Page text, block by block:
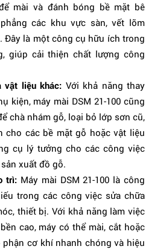
mài và đánh bóng bề mặt bê
các khu vực sàn, vết lõm
Đây là một công cụ hữu ích trong
giúp cải thiện chất lượng công
vật liệu khác: Với khả năng thay
kiện, máy mài DSM 21-100 cũng
chà nhám gỗ, loại bỏ lớp sơn cũ,
cho các bề mặt gỗ hoặc vật liệu
cụ lý tưởng cho các công việc
xuất đồ gỗ.
trì: Máy mài DSM 21-100 là công
trong các công việc sửa chữa
thiết bị. Với khả năng làm việc
cao, máy có thể mài, cắt hoặc
phận cơ khí nhanh chóng và hiệu